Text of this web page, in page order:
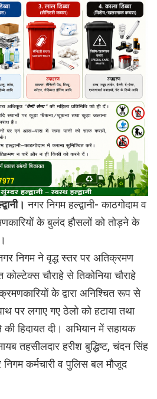
नगर निगम हल्द्वानी- काठगोदाम व
के बुलंद हौसलों को तोड़ने के
निगम ने वृद्ध स्तर पर अतिक्रमण
चौराहे से तिकोनिया चौराहे
के द्वारा अनिश्चित रूप से
पर लगाए गए ठेलो को हटाया तथा
हिदायत दी। अभियान में सहायक
तहसीलदार हरीश बुद्धिष्ट, चंदन सिंह
निगम कर्मचारी व पुलिस बल मौजूद